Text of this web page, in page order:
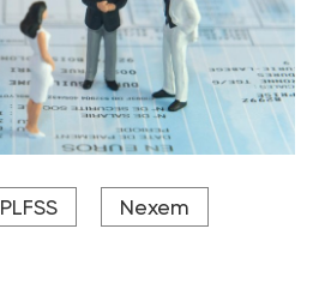
Smic au 1er juin, l'écart entre
et la moyenne
- stock.adobe.com
Nexem